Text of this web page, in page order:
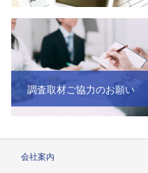
調査取材ご協力のお願い
会社案内